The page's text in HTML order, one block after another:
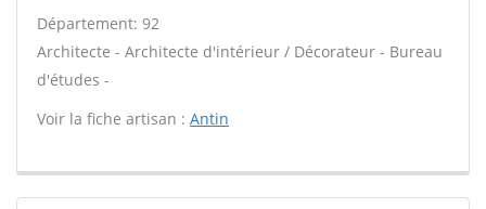
Département: 92
Architecte - Architecte d'intérieur / Décorateur - Bureau
d'études -
Voir la fiche artisan : Antin